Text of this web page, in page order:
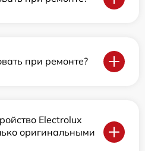
при ремонте?
Electrolux
оригинальными